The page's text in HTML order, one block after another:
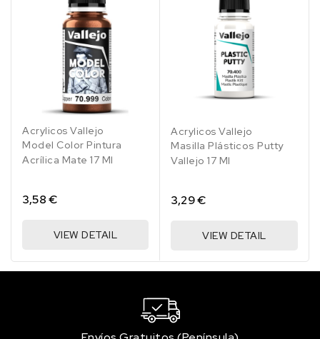
Latón
824
Ale.
Cam.
Ocre
Naranja
826
Cam.
Pardo
Medio
828
Madera
Caoba
829
Rojo
Amaranth
Acrylicos Vallejo
Model Color Pintura
Acrílica Mate 17 Ml
3,58 €
VIEW DETAIL
Acrylicos Vallejo
Masilla Plásticos Putty
Vallejo 17 Ml
3,29 €
VIEW DETAIL